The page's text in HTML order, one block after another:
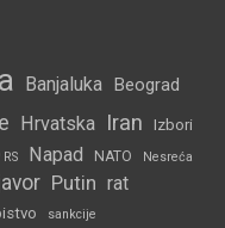
Banjaluka Beograd
Hrvatska Iran Izbori
Napad NATO Nesreća
Putin rat
sankcije